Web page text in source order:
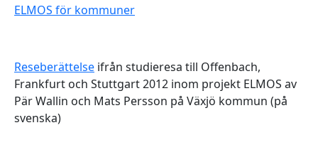
ELMOS för kommuner
Reseberättelse ifrån studieresa till Offenbach,
Frankfurt och Stuttgart 2012 inom projekt ELMOS av
Pär Wallin och Mats Persson på Växjö kommun (på
svenska)